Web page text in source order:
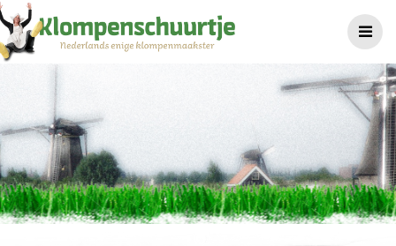
naar
de
Vogelvoer klomp vogeldecor